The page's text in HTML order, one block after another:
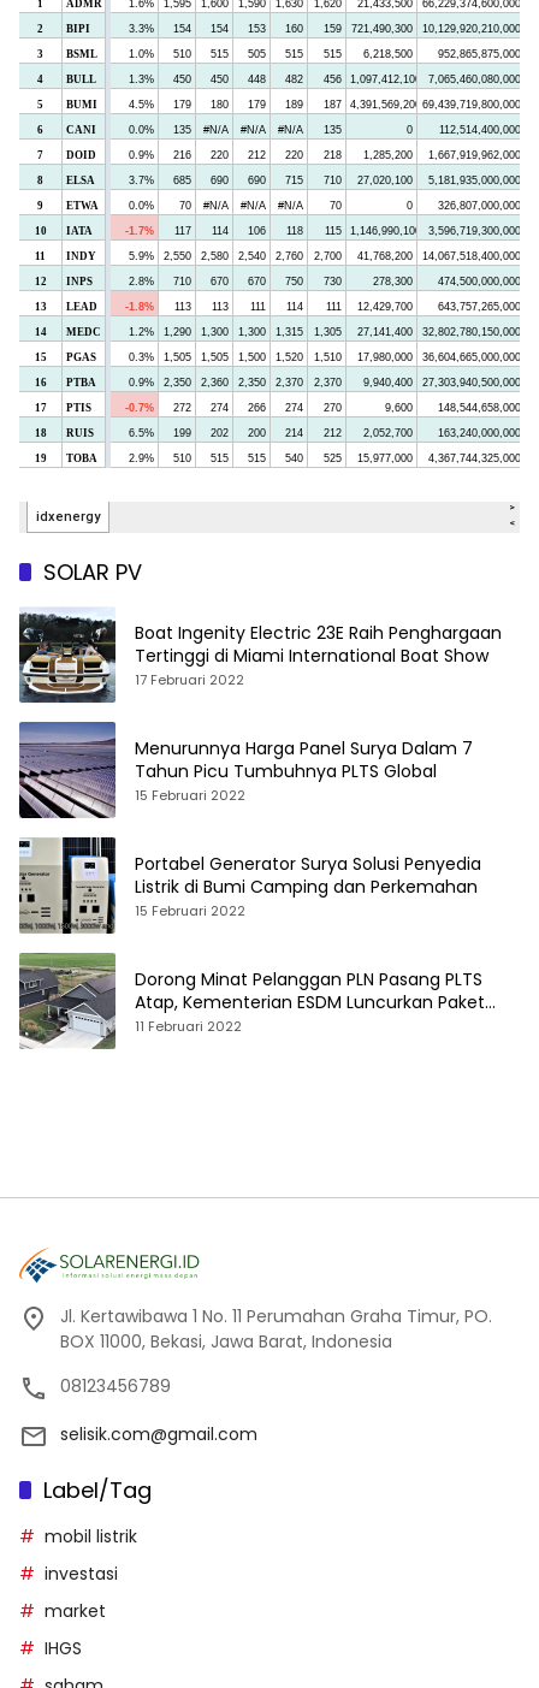
SOLAR PV
Boat Ingenity Electric 23E Raih Penghargaan
Tertinggi di Miami International Boat Show
17 Februari 2022
Menurunnya Harga Panel Surya Dalam 7
Tahun Picu Tumbuhnya PLTS Global
15 Februari 2022
Portabel Generator Surya Solusi Penyedia
Listrik di Bumi Camping dan Perkemahan
15 Februari 2022
Dorong Minat Pelanggan PLN Pasang PLTS
Atap, Kementerian ESDM Luncurkan Paket
Hibah SEF
11 Februari 2022
Jl. Kertawibawa 1 No. 11 Perumahan Graha Timur, PO.
BOX 11000, Bekasi, Jawa Barat, Indonesia
08123456789
selisik.com@gmail.com
Label/Tag
mobil listrik
investasi
market
IHGS